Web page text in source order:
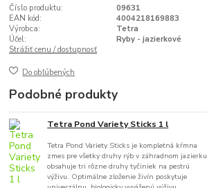
Číslo produktu:
09631
EAN kód:
4004218169883
Výrobca:
Tetra
Účel:
Ryby - jazierkové
Strážiť cenu / dostupnosť
Do obľúbených
Podobné produkty
Tetra Pond Variety Sticks 1 l
Tetra Pond Variety Sticks je kompletná kŕmna
zmes pre všetky druhy rýb v záhradnom jazierku
obsahuje tri rôzne druhy tyčiniek na pestrú
výživu. Optimálne zloženie živín poskytuje